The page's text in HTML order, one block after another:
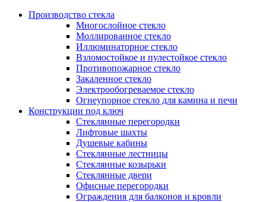
Производство стекла
Многослойное стекло
Моллированное стекло
Иллюминаторное стекло
Взломостойкое и пулестойкое стекло
Противопожарное стекло
Закаленное стекло
Электрообогреваемое стекло
Огнеупорное стекло для камина и печи
Конструкции под ключ
Стеклянные перегородки
Лифтовые шахты
Душевые кабины
Cтеклянные лестницы
Cтеклянные козырьки
Cтеклянные двери
Офисные перегородки
Ограждения для балконов и кровли